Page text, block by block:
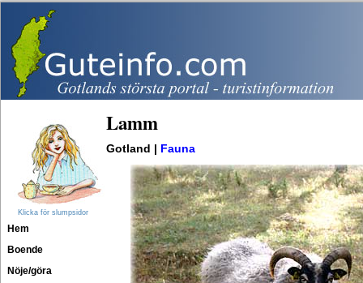
Klicka för slumpsidor
Hem
Boende
Nöje/göra
Lamm
Gotland | Fauna